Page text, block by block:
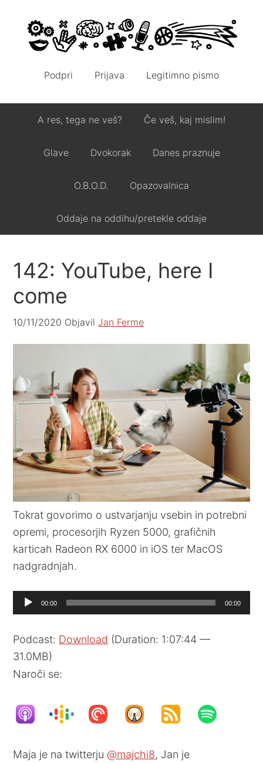
Podpri Prijava Legitimno pismo
A res, tega ne veš? Če veš, kaj mislim!
Glave Dvokorak Danes praznuje
O.B.O.D. Opazovalnica
Oddaje na oddihu/pretekle oddaje
142: YouTube, here I
come
10/11/2020 ObjavilJan Ferme
Tokrat govorimo o ustvarjanju vsebin in potrebni
opremi, procesorjih Ryzen 5000, grafičnih
karticah Radeon RX 6000 in iOS ter MacOS
nadgradnjah.
Audio
Player
00:00 00:00
Podcast: Download (Duration: 1:07:44 —
31.0MB)
Naroči se:
Maja je na twitterju@majchi8, Jan je